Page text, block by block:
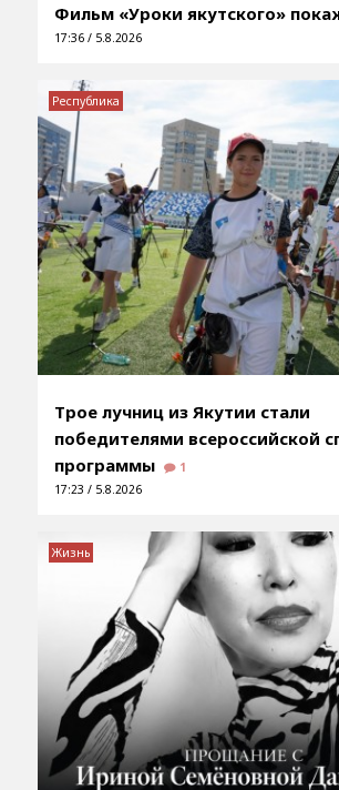
Фильм «Уроки якутского»
17:36 / 5.8.2026
Трое лучниц из Якутии стали
победителями всероссийской
программы
1
17:23 / 5.8.2026
Республика
Жизнь